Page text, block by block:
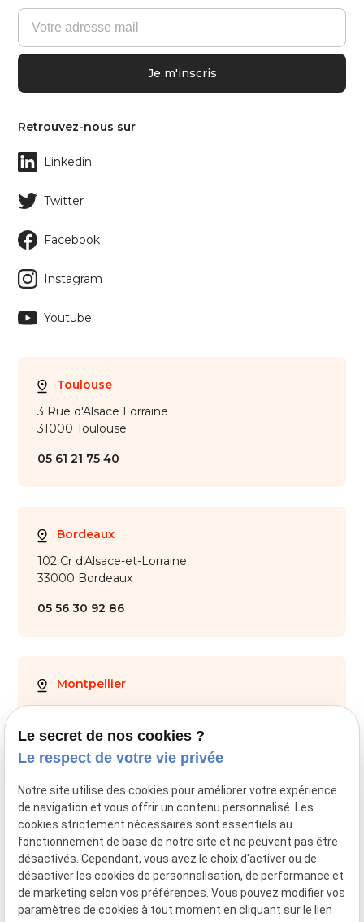
Retrouvez-nous sur
Linkedin
Twitter
Facebook
Instagram
Youtube
Toulouse
3 Rue d'Alsace Lorraine
31000 Toulouse
05 61 21 75 40
Bordeaux
102 Cr d'Alsace-et-Lorraine
33000 Bordeaux
05 56 30 92 86
Montpellier
28 Av. de Maurin
34000 Montpellier
04 67 59 70 05
SIRET :44034651800028
Mentions légales
RGPD
Le secret de nos cookies ?
Le respect de votre vie privée
Notre site utilise des cookies pour améliorer votre expérience
de navigation et vous offrir un contenu personnalisé. Les
cookies strictement nécessaires sont essentiels au
fonctionnement de base de notre site et ne peuvent pas être
désactivés. Cependant, vous avez le choix d'activer ou de
désactiver les cookies de personnalisation, de performance et
de marketing selon vos préférences. Vous pouvez modifier vos
paramètres de cookies à tout moment en cliquant sur le lien